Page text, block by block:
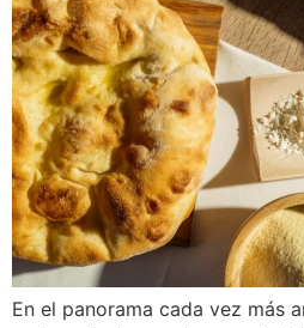
En el panorama cada vez más